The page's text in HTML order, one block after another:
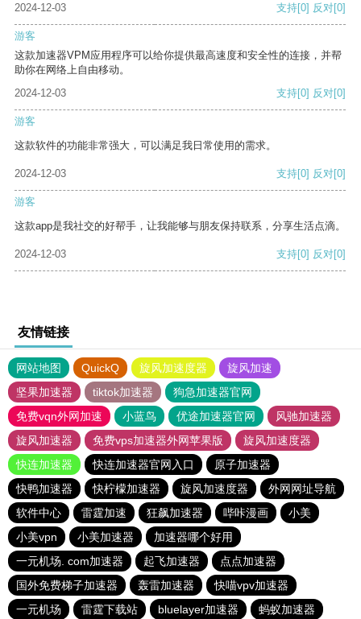
2024-12-03
支持[0] 反对[0]
游客
这款加速器VPM应用程序可以给你提供最高速度和安全性的连接，并帮
助你在网络上自由移动。
2024-12-03
支持[0] 反对[0]
游客
这款软件的功能非常强大，可以满足我日常使用的需求。
2024-12-03 支持[0] 反对[0]
游客
这款app是我社交的好帮手，让我能够与朋友保持联系，分享生活点滴。
2024-12-03 支持[0] 反对[0]
友情链接
网站地图 QuickQ 旋风加速度器
旋风加速
坚果加速器
tiktok加速器
狗急加速器官网
免费vqn外网加速
小蓝鸟 优途加速器官网
风驰加速器
旋风加速器
免费vps加速器外网苹果版
旋风加速度器
快连加速器
快连加速器官网入口
原子加速器
快鸭加速器
快柠檬加速器 旋风加速度器
外网网址导航
软件中心
雷霆加速 狂飙加速器 哔咔漫画
小美
小美vpn
小美加速器
加速器哪个好用
一元机场. com加速器
起飞加速器
点点加速器
国外免费梯子加速器
轰雷加速器
快喵vpv加速器
一元机场
雷霆下载站 bluelayer加速器 蚂蚁加速器